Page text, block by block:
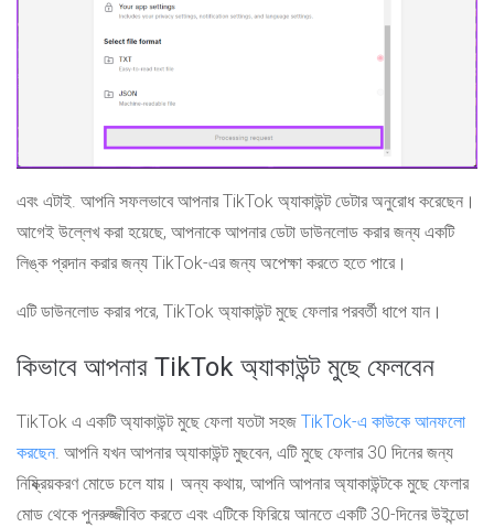
এবং এটাই. আপনি সফলভাবে আপনার TikTok অ্যাকাউন্ট ডেটার অনুরোধ করেছেন।
আগেই উল্লেখ করা হয়েছে, আপনাকে আপনার ডেটা ডাউনলোড করার জন্য একটি
লিঙ্ক প্রদান করার জন্য TikTok-এর জন্য অপেক্ষা করতে হতে পারে।
এটি ডাউনলোড করার পরে, TikTok অ্যাকাউন্ট মুছে ফেলার পরবর্তী ধাপে যান।
কিভাবে আপনার TikTok অ্যাকাউন্ট মুছে ফেলবেন
TikTok এ একটি অ্যাকাউন্ট মুছে ফেলা যতটা সহজ TikTok-এ কাউকে আনফলো
করছেন. আপনি যখন আপনার অ্যাকাউন্ট মুছবেন, এটি মুছে ফেলার 30 দিনের জন্য
নিষ্ক্রিয়করণ মোডে চলে যায়। অন্য কথায়, আপনি আপনার অ্যাকাউন্টকে মুছে ফেলার
মোড থেকে পুনরুজ্জীবিত করতে এবং এটিকে ফিরিয়ে আনতে একটি 30-দিনের উইন্ডো